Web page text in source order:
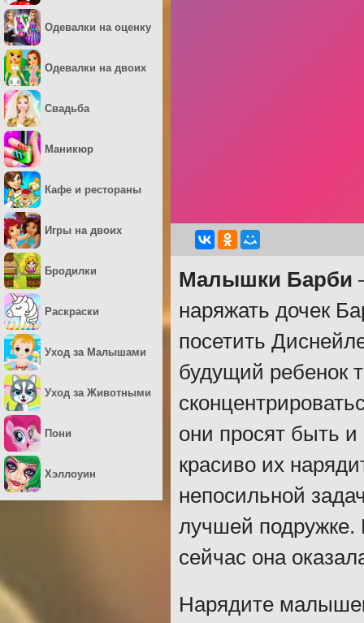
Малышки Барби
наряжать дочек
посетить
будущий ребенок
они просят быть
красиво их
непосильной
лучшей подружке.
сейчас она
Нарядите
Одевалки на оценку
Одевалки на двоих
Свадьба
Маникюр
Кафе и рестораны
Игры на двоих
Бродилки
Раскраски
Уход за Малышами
Уход за Животными
Пони
Хэллоуин